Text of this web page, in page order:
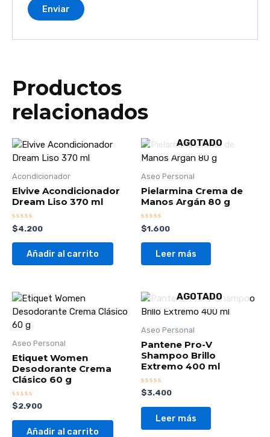
Productos
relacionados
Acondicionador
Elvive Acondicionador
Dream Liso 370 ml
Valorado
con
0
$4.200
Añadir al carrito
AGOTADO
Aseo Personal
Pielarmina Crema de
Manos Argán 80 g
Valorado
con
0
$1.600
Leer más
Aseo Personal
Etiquet Women
Desodorante Crema
Clásico 60 g
Valorado
con
0
$2.900
Añadir al carrito
AGOTADO
Aseo Personal
Pantene Pro-V
Shampoo Brillo
Extremo 400 ml
Valorado
con
0
$3.400
Leer más